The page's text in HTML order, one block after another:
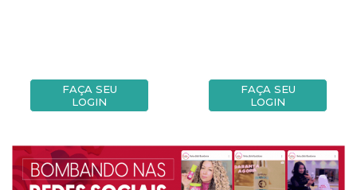
FAÇA SEU
LOGIN
FAÇA SEU
LOGIN